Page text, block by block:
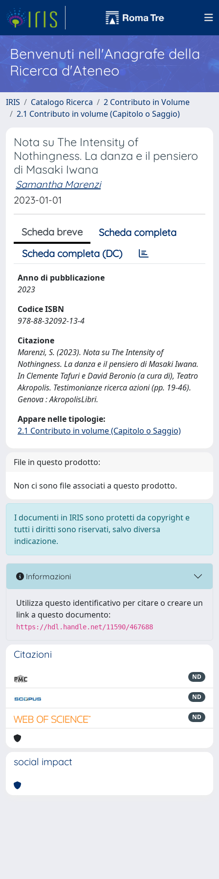
Benvenuti nell'Anagrafe della
Ricerca d'Ateneo
IRIS Catalogo Ricerca
2 Contributo in Volume
2.1 Contributo in volume (Capitolo o Saggio)
Nota su The Intensity of
Nothingness. La danza e il pensiero
di Masaki Iwana
Samantha Marenzi
2023-01-01
Scheda breve
Scheda completa
Scheda completa (DC)
Anno di pubblicazione
2023
Codice ISBN
978-88-32092-13-4
Citazione
Marenzi, S. (2023). Nota su The Intensity of
Nothingness. La danza e il pensiero di Masaki Iwana.
In Clemente Tafuri e David Beronio (a cura di), Teatro
Akropolis. Testimonianze ricerca azioni (pp. 19-46).
Genova : AkropolisLibri.
Appare nelle tipologie:
2.1 Contributo in volume (Capitolo o Saggio)
File in questo prodotto:
Non ci sono file associati a questo prodotto.
I documenti in IRIS sono protetti da copyright e
tutti i diritti sono riservati, salvo diversa
indicazione.
Informazioni
Utilizza questo identificativo per citare o creare un
link a questo documento:
https://hdl.handle.net/11590/467688
Citazioni
ND
ND
ND
social impact